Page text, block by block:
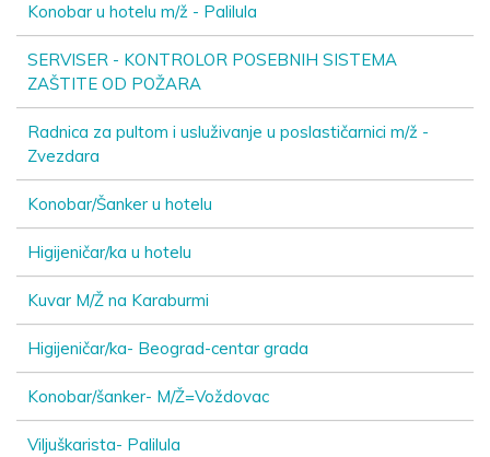
Konobar u hotelu m/ž - Palilula
SERVISER - KONTROLOR POSEBNIH SISTEMA
ZAŠTITE OD POŽARA
Radnica za pultom i usluživanje u poslastičarnici m/ž -
Zvezdara
Konobar/Šanker u hotelu
Higijeničar/ka u hotelu
Kuvar M/Ž na Karaburmi
Higijeničar/ka- Beograd-centar grada
Konobar/šanker- M/Ž=Voždovac
Viljuškarista- Palilula